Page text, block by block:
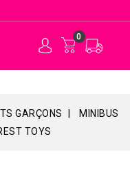
0
GARÇONS
MINIBUS
TOYS